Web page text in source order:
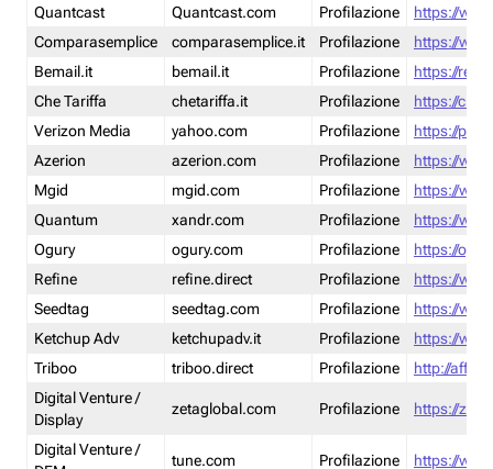
Quantcast
Quantcast.com Profilazione
https://
Comparasemplice
comparasemplice.it Profilazione
https://
Bemail.it
bemail.it Profilazione
https://
Che Tariffa
chetariffa.it Profilazione
https://
Verizon Media
yahoo.com Profilazione
https://
Azerion
azerion.com Profilazione
https://
Mgid
mgid.com Profilazione
https://
Quantum
xandr.com Profilazione
https://
Ogury
ogury.com Profilazione
https://
Refine
refine.direct Profilazione
https://
Seedtag
seedtag.com Profilazione
https://
Ketchup Adv
ketchupadv.it Profilazione
https://
Triboo
triboo.direct Profilazione
http://
Digital Venture /
Display
zetaglobal.com Profilazione https://
Digital Venture /
tune.com Profilazione https://